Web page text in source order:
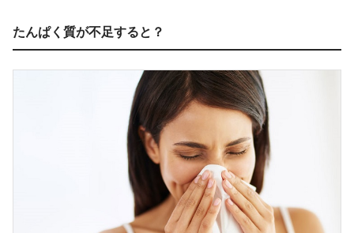
たんぱく質が不足すると？